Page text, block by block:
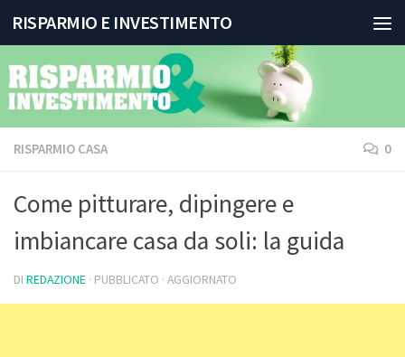
Salta al contenuto
RISPARMIO E INVESTIMENTO
RISPARMIO CASA 0
Come pitturare, dipingere e
imbiancare casa da soli: la guida
DI REDAZIONE · PUBBLICATO · AGGIORNATO